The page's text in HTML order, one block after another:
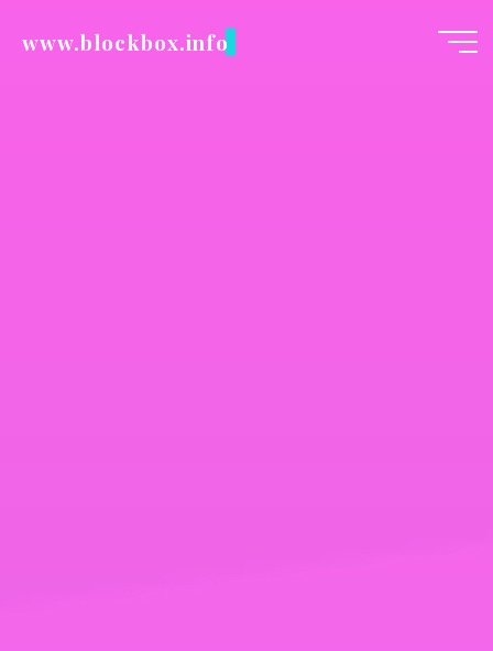
Inhaltwww.blockbox.info